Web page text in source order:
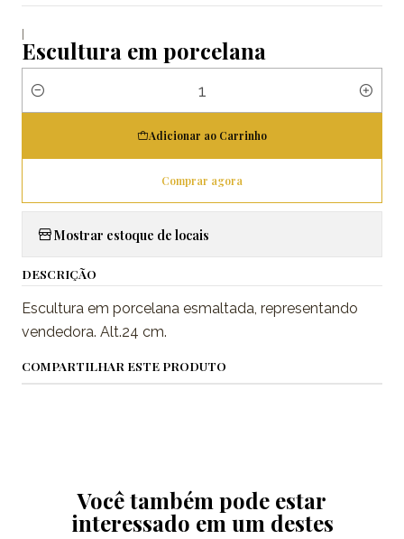
|
Escultura em porcelana
Quantidade
Adicionar ao Carrinho
Comprar agora
Mostrar estoque de locais
DESCRIÇÃO
Escultura em porcelana esmaltada, representando
vendedora. Alt.24 cm.
COMPARTILHAR ESTE PRODUTO
Você também pode estar
interessado em um destes